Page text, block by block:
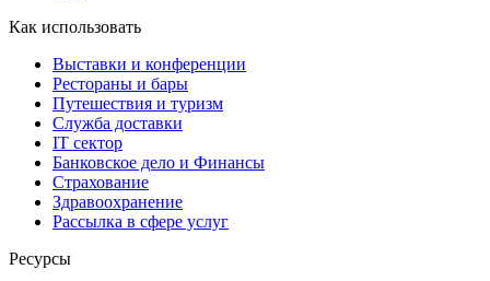
Как использовать
Выставки и конференции
Рестораны и бары
Путешествия и туризм
Служба доставки
IT сектор
Банковское дело и Финансы
Страхование
Здравоохранение
Рассылка в сфере услуг
Ресурсы